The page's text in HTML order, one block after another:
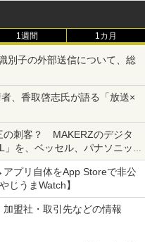
1週間 1カ月
別子の外部送信について、総
、香取啓志氏が語る「放送×
の刺客？ MAKERZのデジタ
を、ベッセル、パナソニッ
ッズ・ミニレビュー 第165
プリ自体をApp Storeで非公
じうまWatch】
盟社・取引先などの情報